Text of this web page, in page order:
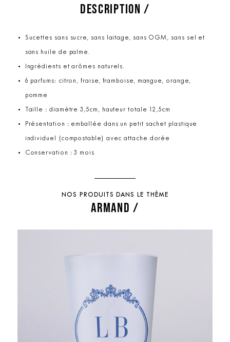
DESCRIPTION /
Sucettes sans sucre, sans laitage, sans OGM, sans sel et
sans huile de palme.
Ingrédients et arômes naturels.
6 parfums: citron, fraise, framboise, mangue, orange,
pomme
Taille : diamètre 3,5cm, hauteur totale 12,5cm
Présentation : emballée dans un petit sachet plastique
individuel (compostable) avec attache dorée
Conservation : 3 mois
NOS PRODUITS DANS LE THÈME
ARMAND /